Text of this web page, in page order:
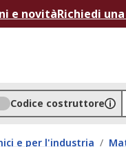
e novitàRichiedi
Codice costruttore
e per l'industria /